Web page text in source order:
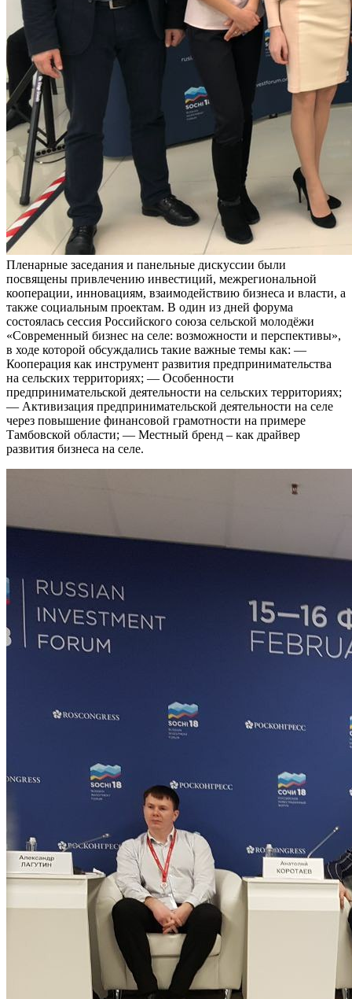
Пленарные заседания и панельные дискуссии были
посвящены привлечению инвестиций, межрегиональной
кооперации, инновациям, взаимодействию бизнеса и власти, а
также социальным проектам. В один из дней форума
состоялась сессия Российского союза сельской молодёжи
«Современный бизнес на селе: возможности и перспективы»,
в ходе которой обсуждались такие важные темы как: —
Кооперация как инструмент развития предпринимательства
на сельских территориях; — Особенности
предпринимательской деятельности на сельских территориях;
— Активизация предпринимательской деятельности на селе
через повышение финансовой грамотности на примере
Тамбовской области; — Местный бренд – как драйвер
развития бизнеса на селе.